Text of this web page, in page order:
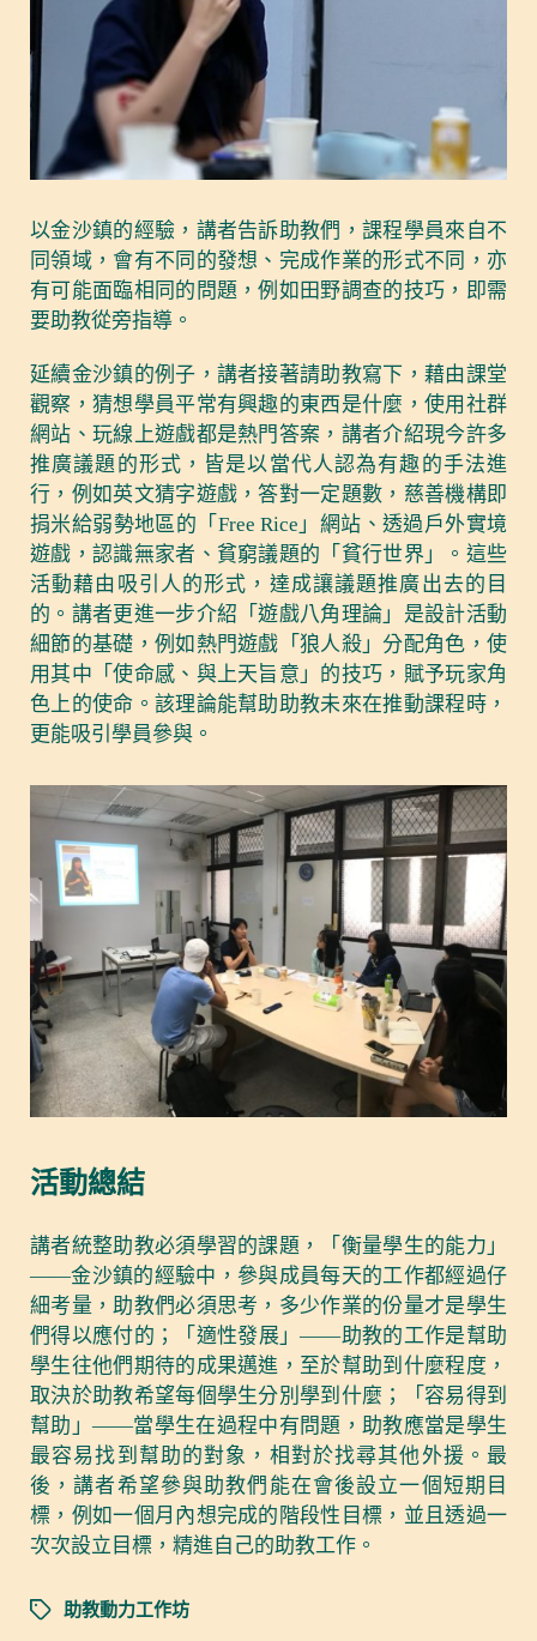
以金沙鎮的經驗，講者告訴助教們，課程學員來自不
同領域，會有不同的發想、完成作業的形式不同，亦
有可能面臨相同的問題，例如田野調查的技巧，即需
要助教從旁指導。
延續金沙鎮的例子，講者接著請助教寫下，藉由課堂
觀察，猜想學員平常有興趣的東西是什麼，使用社群
網站、玩線上遊戲都是熱門答案，講者介紹現今許多
推廣議題的形式，皆是以當代人認為有趣的手法進
行，例如英文猜字遊戲，答對一定題數，慈善機構即
捐米給弱勢地區的「Free Rice」網站、透過戶外實境
遊戲，認識無家者、貧窮議題的「貧行世界」。這些
活動藉由吸引人的形式，達成讓議題推廣出去的目
的。講者更進一步介紹「遊戲八角理論」是設計活動
細節的基礎，例如熱門遊戲「狼人殺」分配角色，使
用其中「使命感、與上天旨意」的技巧，賦予玩家角
色上的使命。該理論能幫助助教未來在推動課程時，
更能吸引學員參與。
活動總結
講者統整助教必須學習的課題，「衡量學生的能力」
——金沙鎮的經驗中，參與成員每天的工作都經過仔
細考量，助教們必須思考，多少作業的份量才是學生
們得以應付的；「適性發展」——助教的工作是幫助
學生往他們期待的成果邁進，至於幫助到什麼程度，
取決於助教希望每個學生分別學到什麼；「容易得到
幫助」——當學生在過程中有問題，助教應當是學生
最容易找到幫助的對象，相對於找尋其他外援。最
後，講者希望參與助教們能在會後設立一個短期目
標，例如一個月內想完成的階段性目標，並且透過一
次次設立目標，精進自己的助教工作。
助教動力工作坊